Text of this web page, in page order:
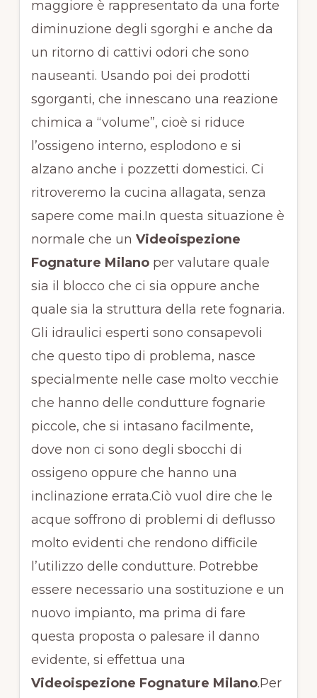
maggiore è rappresentato da una forte
diminuzione degli sgorghi e anche da
un ritorno di cattivi odori che sono
nauseanti. Usando poi dei prodotti
sgorganti, che innescano una reazione
chimica a “volume”, cioè si riduce
l’ossigeno interno, esplodono e si
alzano anche i pozzetti domestici. Ci
ritroveremo la cucina allagata, senza
sapere come mai.In questa situazione è
normale che un Videoispezione
Fognature Milanoper valutare quale
sia il blocco che ci sia oppure anche
quale sia la struttura della rete fognaria.
Gli idraulici esperti sono consapevoli
che questo tipo di problema, nasce
specialmente nelle case molto vecchie
che hanno delle condutture fognarie
piccole, che si intasano facilmente,
dove non ci sono degli sbocchi di
ossigeno oppure che hanno una
inclinazione errata.Ciò vuol dire che le
acque soffrono di problemi di deflusso
molto evidenti che rendono difficile
l’utilizzo delle condutture. Potrebbe
essere necessario una sostituzione e un
nuovo impianto, ma prima di fare
questa proposta o palesare il danno
evidente, si effettua una
Videoispezione Fognature Milano.Per